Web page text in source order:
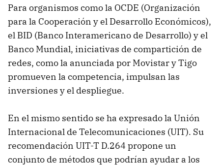
Para organismos como la OCDE (Organización
para la Cooperación y el Desarrollo Económicos),
el BID (Banco Interamericano de Desarrollo) y el
Banco Mundial, iniciativas de compartición de
redes, como la anunciada por Movistar y Tigo
promueven la competencia, impulsan las
inversiones y el despliegue.
En el mismo sentido se ha expresado la Unión
Internacional de Telecomunicaciones (UIT). Su
recomendación UIT-T D.264 propone un
conjunto de métodos que podrían ayudar a los